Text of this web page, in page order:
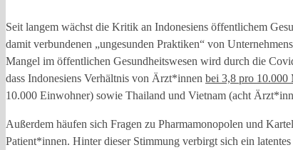
Seit langem wächst die Kritik an Indonesiens öffentlichem
damit verbundenen „ungesunden Praktiken“ von
Mangel im öffentlichen Gesundheitswesen wird durch die
dass Indonesiens Verhältnis von Ärzt*innen bei 3,8 pro 10.000
10.000 Einwohner) sowie Thailand und Vietnam (acht
Außerdem häufen sich Fragen zu Pharmamonopolen und
Patient*innen. Hinter dieser Stimmung verbirgt sich ein